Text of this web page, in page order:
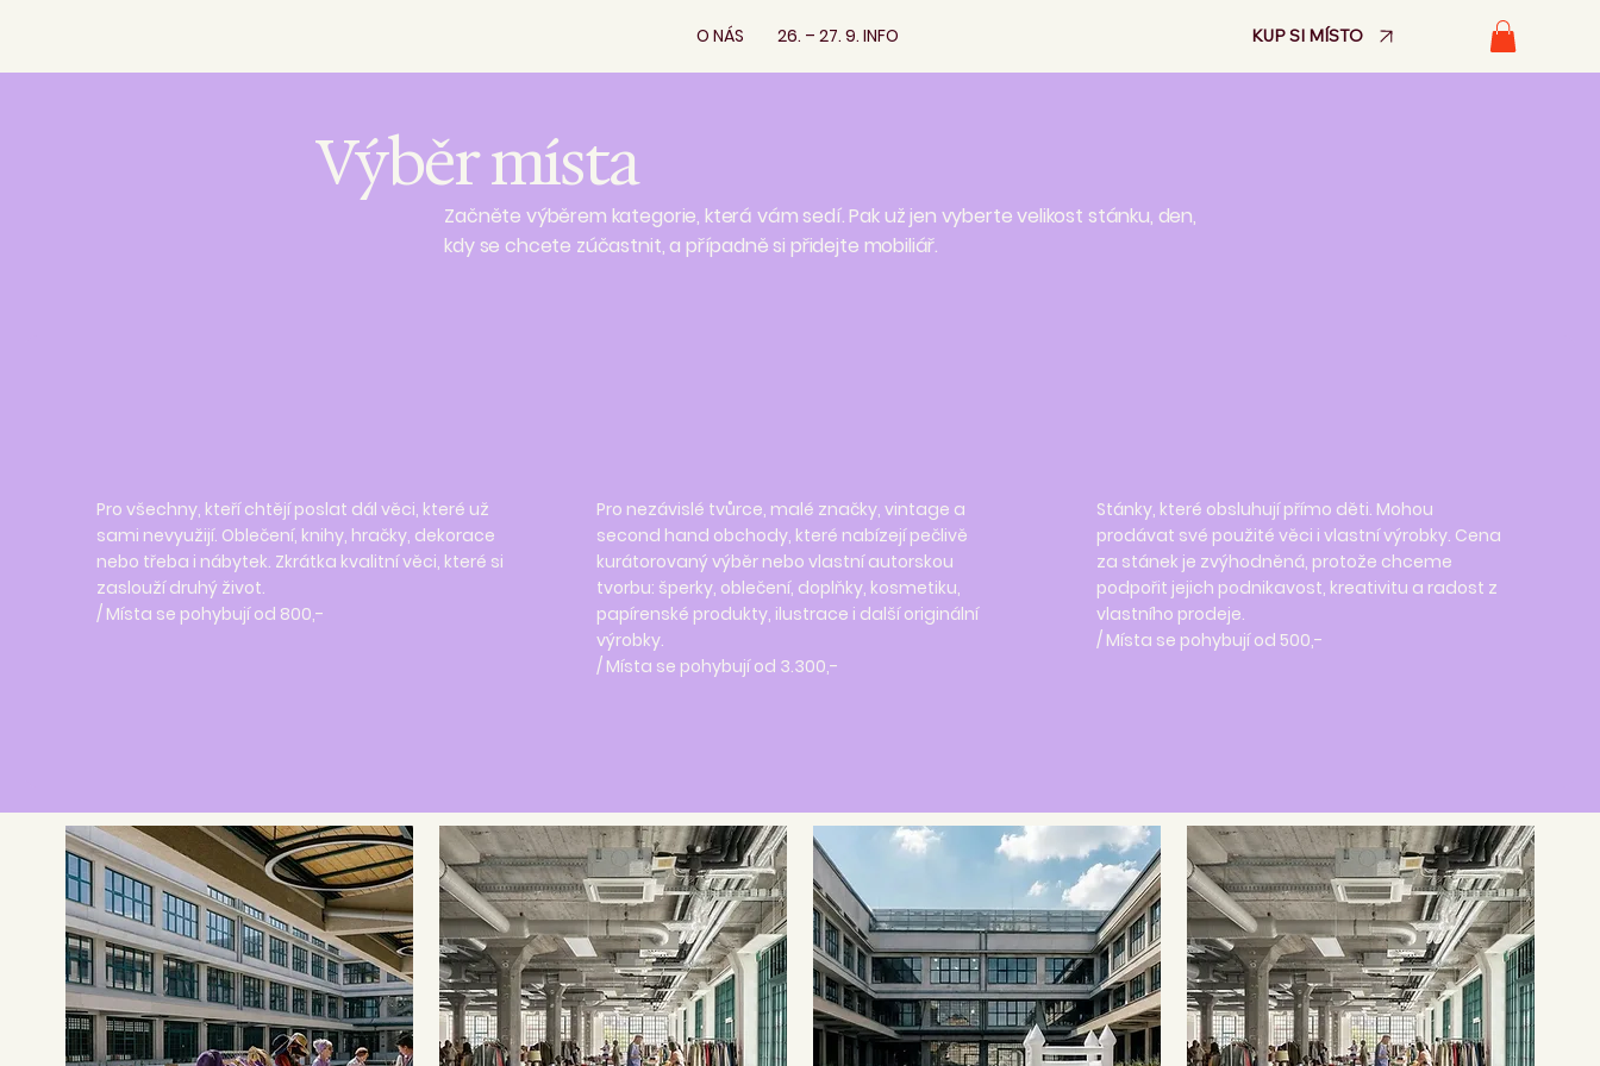
O NÁS 26. – 27. 9. INFO KUP SI MÍSTO
Výběr místa
Začněte výběrem kategorie, která vám sedí. Pak už jen vyberte velikost stánku, den,
kdy se chcete zúčastnit, a případně si přidejte mobiliář.
Pro všechny, kteří chtějí poslat dál věci, které už
sami nevyužijí. Oblečení, knihy, hračky, dekorace
nebo třeba i nábytek. Zkrátka kvalitní věci, které si
zaslouží druhý život.
/ Místa se pohybují od 800,-
Pro nezávislé tvůrce, malé značky, vintage a
second hand obchody, které nabízejí pečlivě
kurátorovaný výběr nebo vlastní autorskou
tvorbu: šperky, oblečení, doplňky, kosmetiku,
papírenské produkty, ilustrace i další originální
výrobky.
/ Místa se pohybují od 3.300,-
Stánky, které obsluhují přímo děti. Mohou
prodávat své použité věci i vlastní výrobky. Cena
za stánek je zvýhodněná, protože chceme
podpořit jejich podnikavost, kreativitu a radost z
vlastního prodeje.
/ Místa se pohybují od 500,-